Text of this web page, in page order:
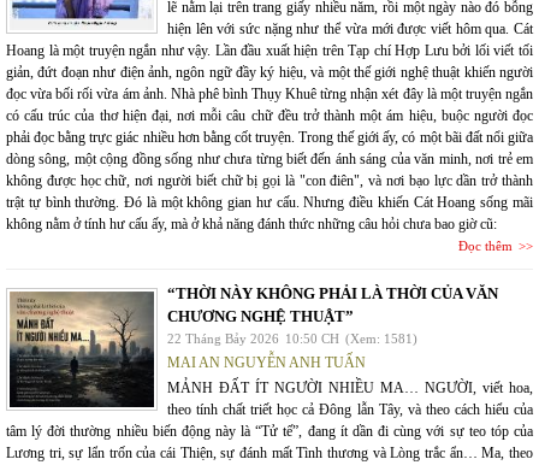
lẽ nằm lại trên trang giấy nhiều năm, rồi một ngày nào đó bỗng
hiện lên với sức nặng như thể vừa mới được viết hôm qua. Cát
Hoang là một truyện ngắn như vậy. Lần đầu xuất hiện trên Tạp chí Hợp Lưu bởi lối viết tối
giản, đứt đoạn như điện ảnh, ngôn ngữ đầy ký hiệu, và một thế giới nghệ thuật khiến người
đọc vừa bối rối vừa ám ảnh. Nhà phê bình Thụy Khuê từng nhận xét đây là một truyện ngắn
có cấu trúc của thơ hiện đại, nơi mỗi câu chữ đều trở thành một ám hiệu, buộc người đọc
phải đọc bằng trực giác nhiều hơn bằng cốt truyện. Trong thế giới ấy, có một bãi đất nổi giữa
dòng sông, một cộng đồng sống như chưa từng biết đến ánh sáng của văn minh, nơi trẻ em
không được học chữ, nơi người biết chữ bị gọi là "con điên", và nơi bạo lực dần trở thành
trật tự bình thường. Đó là một không gian hư cấu. Nhưng điều khiến Cát Hoang sống mãi
không nằm ở tính hư cấu ấy, mà ở khả năng đánh thức những câu hỏi chưa bao giờ cũ:
Đọc thêm
“THỜI NÀY KHÔNG PHẢI LÀ THỜI CỦA VĂN
CHƯƠNG NGHỆ THUẬT”
22 Tháng Bảy 2026 10:50 CH (Xem: 1581)
MAI AN NGUYỄN ANH TUẤN
MẢNH ĐẤT ÍT NGƯỜI NHIỀU MA… NGƯỜI, viết hoa,
theo tính chất triết học cả Đông lẫn Tây, và theo cách hiểu của
tâm lý đời thường nhiều biến động này là “Tử tế”, đang ít dần đi cùng với sự teo tóp của
Lương tri, sự lẩn trốn của cái Thiện, sự đánh mất Tình thương và Lòng trắc ẩn… Ma, theo